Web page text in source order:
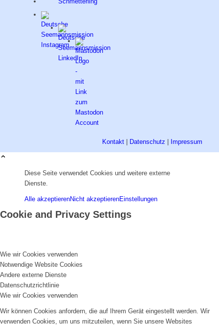
Kontakt Datenschutz Impressum
Diese Seite verwendet Cookies und weitere externe
Dienste.
Alle akzeptierenNicht akzeptierenEinstellungen
Cookie and Privacy Settings
Wie wir Cookies verwenden
Notwendige Website Cookies
Andere externe Dienste
Datenschutzrichtlinie
Wie wir Cookies verwenden
Wir können Cookies anfordern, die auf Ihrem Gerät eingestellt werden. Wir
verwenden Cookies, um uns mitzuteilen, wenn Sie unsere Websites